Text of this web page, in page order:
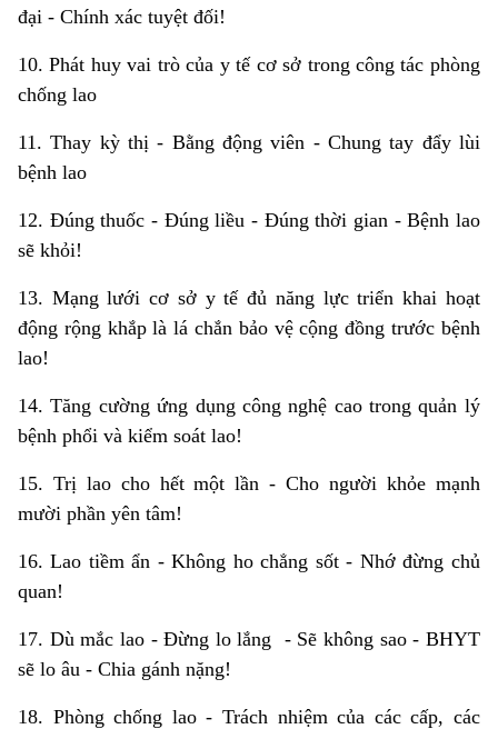
đại - Chính xác tuyệt đối!
10. Phát huy vai trò của y tế cơ sở trong công tác phòng
chống lao
11. Thay kỳ thị - Bằng động viên - Chung tay đẩy lùi
bệnh lao
12. Đúng thuốc - Đúng liều - Đúng thời gian - Bệnh lao
sẽ khỏi!
13. Mạng lưới cơ sở y tế đủ năng lực triển khai hoạt
động rộng khắp là lá chắn bảo vệ cộng đồng trước bệnh
lao!
14. Tăng cường ứng dụng công nghệ cao trong quản lý
bệnh phổi và kiểm soát lao!
15. Trị lao cho hết một lần - Cho người khỏe mạnh
mười phần yên tâm!
16. Lao tiềm ẩn - Không ho chẳng sốt - Nhớ đừng chủ
quan!
17. Dù mắc lao - Đừng lo lắng - Sẽ không sao - BHYT
sẽ lo âu - Chia gánh nặng!
18. Phòng chống lao - Trách nhiệm của các cấp, các